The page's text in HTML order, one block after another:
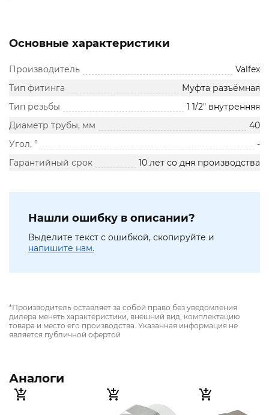
Основные характеристики
Производитель
Valfex
Тип фитинга
Муфта разъёмная
Тип резьбы
1 1/2" внутренняя
Диаметр трубы, мм
40
Угол, °
-
Гарантийный срок
10 лет со дня производства
Нашли ошибку в описании?
Выделите текст с ошибкой, скопируйте и
напишите нам.
*Производитель оставляет за собой право без уведомления
дилера менять характеристики, внешний вид, комплектацию
товара и место его производства. Указанная информация не
является публичной офертой
Аналоги